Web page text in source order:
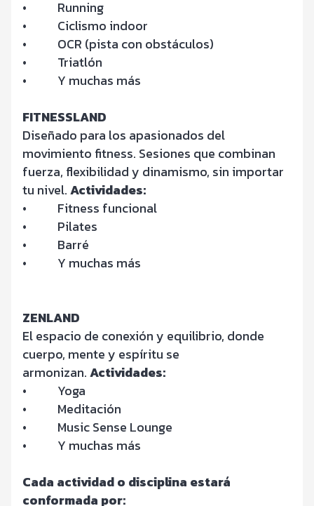
•
Running
•
Ciclismo indoor
•
OCR (pista con obstáculos)
•
Triatlón
•
Y muchas más
FITNESSLAND
Diseñado para los apasionados del
movimiento fitness. Sesiones que combinan
fuerza, flexibilidad y dinamismo, sin importar
tu nivel.Actividades:
•
Fitness funcional
•
Pilates
•
Barré
•
Y muchas más
ZENLAND
El espacio de conexión y equilibrio, donde
cuerpo, mente y espíritu se
armonizan.Actividades:
•
Yoga
•
Meditación
•
Music Sense Lounge
•
Y muchas más
Cada actividad o disciplina estará
conformada por: